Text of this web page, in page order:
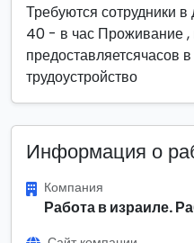
Требуются сотрудники
40 - в час Проживание ,
предоставляетсячасов
трудоустройство
Информация о
Компания
Работа в израиле.